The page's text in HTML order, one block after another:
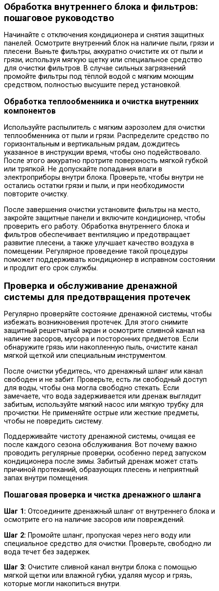
Обработка внутреннего блока и фильтров:
пошаговое руководство
Начинайте с отключения кондиционера и снятия защитных
панелей. Осмотрите внутренний блок на наличие пыли, грязи и
плесени. Выньте фильтры, аккуратно очистите их от пыли и
грязи, используя мягкую щетку или специальное средство
для очистки фильтров. В случае сильных загрязнений
промойте фильтры под тёплой водой с мягким моющим
средством, полностью высушите перед установкой.
Обработка теплообменника и очистка внутренних
компонентов
Используйте распылитель с мягким аэрозолем для очистки
теплообменника от пыли и грязи. Распределите средство по
горизонтальным и вертикальным рядам, дождитесь
указанное в инструкции время, чтобы оно подействовало.
После этого аккуратно протрите поверхность мягкой губкой
или тряпкой. Не допускайте попадания влаги в
электроприборы внутри блока. Проверьте, чтобы внутри не
остались остатки грязи и пыли, и при необходимости
повторите очистку.
После завершения очистки установите фильтры на место,
закройте защитные панели и включите кондиционер, чтобы
проверить его работу. Обработка внутреннего блока и
фильтров обеспечивает вентиляцию и предотвращает
развитие плесени, а также улучшает качество воздуха в
помещении. Регулярное проведение такой процедуры
поможет поддерживать кондиционер в исправном состоянии
и продлит его срок службы.
Проверка и обслуживание дренажной
системы для предотвращения протечек
Регулярно проверяйте состояние дренажной системы, чтобы
избежать возникновения протечек. Для этого снимите
защитный решетчатый экран и осмотрите сливной канал на
наличие засоров, мусора и посторонних предметов. Если
обнаружите грязь или накопленную пыль, очистите канал
мягкой щеткой или специальным инструментом.
После очистки убедитесь, что дренажный шланг или канал
свободен и не забит. Проверьте, есть ли свободный доступ
для воды, чтобы она могла свободно стекать. Если
замечаете, что вода задерживается или дренаж выглядит
забитым, используйте мягкий насос или мягкую трубку для
прочистки. Не применяйте острые или жесткие предметы,
чтобы не повредить систему.
Поддерживайте чистоту дренажной системы, очищая ее
после каждого сезона обслуживания. Вот почему важно
проводить регулярные проверки, особенно перед запуском
кондиционера после зимы. Забитый дренаж может стать
причиной протеканий, образующих плесень и неприятный
запах внутри помещения.
Пошаговая проверка и чистка дренажного шланга
Шаг 1: Отсоедините дренажный шланг от внутреннего блока и
осмотрите его на наличие засоров или повреждений.
Шаг 2: Промойте шланг, пропуская через него воду или
специальное средство для очистки. Проверьте, свободно ли
вода течет без задержек.
Шаг 3: Очистите сливной канал внутри блока с помощью
мягкой щетки или влажной губки, удаляя мусор и грязь,
которые могли накопиться внутри.